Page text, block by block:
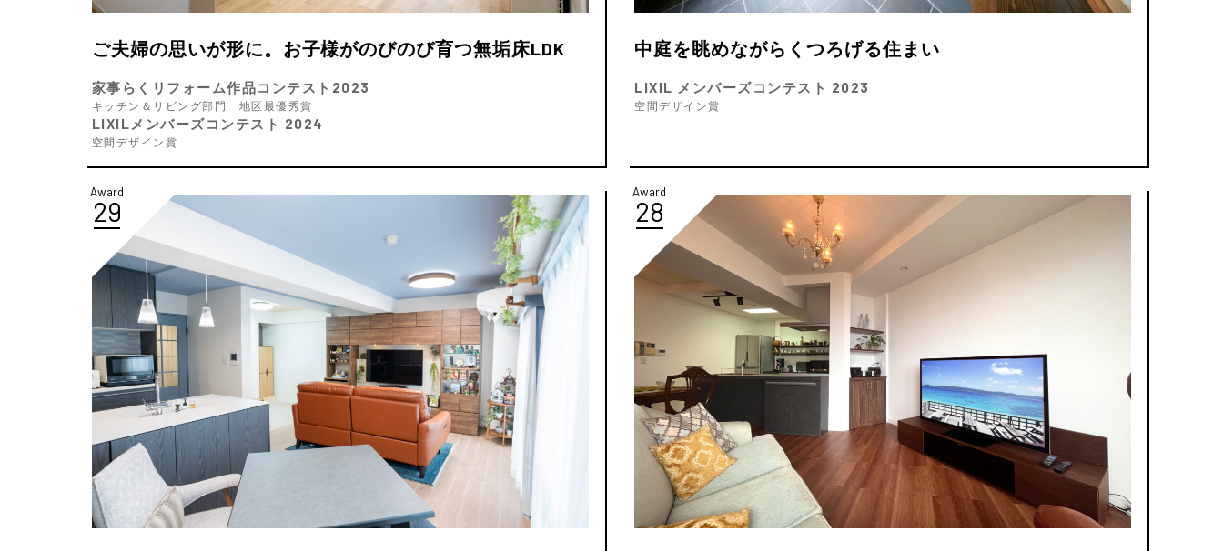
ご夫婦の思いが形に。お子様がのびのび育つ無垢床LDK
家事らくリフォーム作品コンテスト2023
キッチン＆リビング部門 地区最優秀賞
LIXILメンバーズコンテスト 2024
空間デザイン賞
中庭を眺めながらくつろげる住まい
LIXIL メンバーズコンテスト 2023
空間デザイン賞
Award
29
Award
28